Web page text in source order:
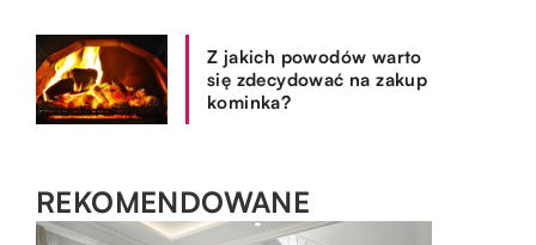
Z jakich powodów warto
się zdecydować na zakup
kominka?
REKOMENDOWANE